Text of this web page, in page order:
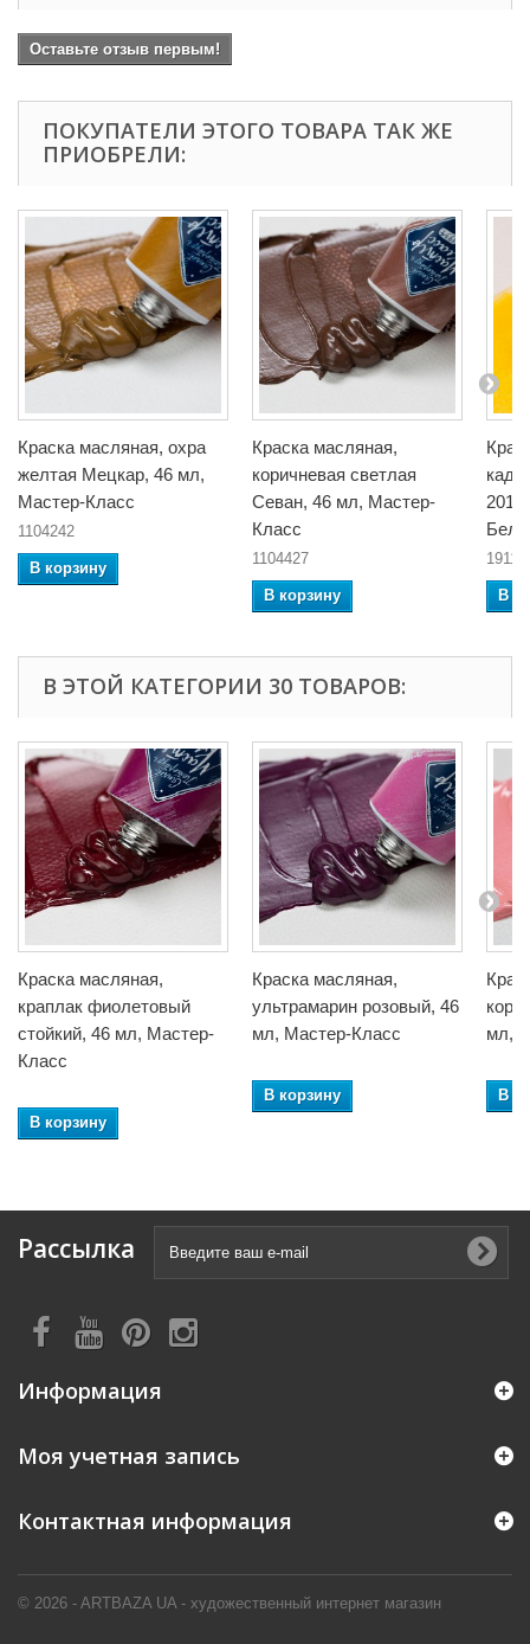
Оставьте отзыв первым!
ПОКУПАТЕЛИ ЭТОГО ТОВАРА ТАК ЖЕ
ПРИОБРЕЛИ:
Краска масляная, охра
желтая Мецкар, 46 мл,
Мастер-Класс
1104242
В корзину
Краска масляная,
коричневая светлая
Севан, 46 мл, Мастер-
Класс
1104427
В корзину
201,
В
В ЭТОЙ КАТЕГОРИИ 30 ТОВАРОВ:
Краска масляная,
краплак фиолетовый
стойкий, 46 мл, Мастер-
Класс
В корзину
Краска масляная,
ультрамарин розовый, 46
мл, Мастер-Класс
В корзину
мл,
В
Рассылка
Информация
© 2026 - ARTBAZA UA - художественный интернет магазин
Моя учетная запись
Контактная информация